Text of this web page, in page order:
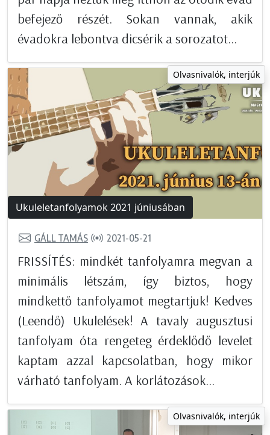
befejező részét. Sokan vannak, akik
évadokra lebontva dicsérik a sorozatot...
Olvasnivalók, interjúk
Ukuleletanfolyamok 2021 júniusában
GÁLL TAMÁS 2021-05-21
FRISSÍTÉS: mindkét tanfolyamra megvan a
minimális létszám, így biztos, hogy
mindkettő tanfolyamot megtartjuk! Kedves
(Leendő) Ukulelések! A tavaly augusztusi
tanfolyam óta rengeteg érdeklődő levelet
kaptam azzal kapcsolatban, hogy mikor
várható tanfolyam. A korlátozások...
Olvasnivalók, interjúk